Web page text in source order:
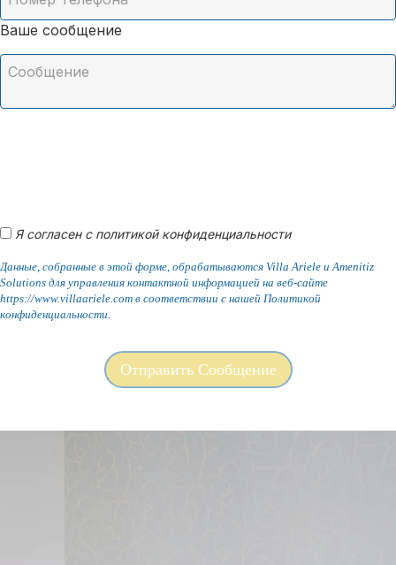
Ваше сообщение
Я согласен с политикой конфиденциальности
Данные, собранные в этой форме, обрабатываются Villa Ariele и Amenitiz
Solutions для управления контактной информацией на веб-сайте
https://www.villaariele.com в соответствии с нашей Политикой
конфиденциальности.